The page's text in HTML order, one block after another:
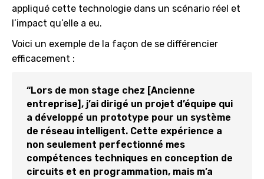
appliqué cette technologie dans un scénario réel et
l’impact qu’elle a eu.
Voici un exemple de la façon de se différencier
efficacement :
“Lors de mon stage chez [Ancienne
entreprise], j’ai dirigé un projet d’équipe qui
a développé un prototype pour un système
de réseau intelligent. Cette expérience a
non seulement perfectionné mes
compétences techniques en conception de
circuits et en programmation, mais m’a